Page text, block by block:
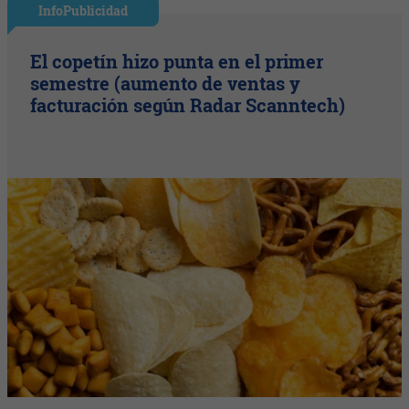
InfoPublicidad
El copetín hizo punta en el primer
semestre (aumento de ventas y
facturación según Radar Scanntech)